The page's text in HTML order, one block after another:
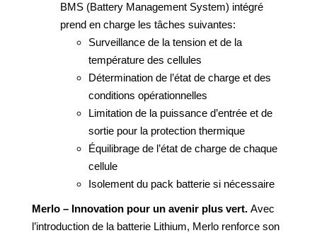
BMS (Battery Management System) intégré
prend en charge les tâches suivantes:
Surveillance de la tension et de la
température des cellules
Détermination de l’état de charge et des
conditions opérationnelles
Limitation de la puissance d’entrée et de
sortie pour la protection thermique
Équilibrage de l’état de charge de chaque
cellule
Isolement du pack batterie si nécessaire
Merlo – Innovation pour un avenir plus vert. Avec
l’introduction de la batterie Lithium, Merlo renforce son